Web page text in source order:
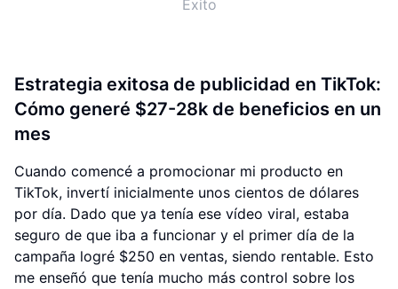
Éxito
Estrategia exitosa de publicidad en TikTok:
Cómo generé $27-28k de beneficios en un
mes
Cuando comencé a promocionar mi producto en
TikTok, invertí inicialmente unos cientos de dólares
por día. Dado que ya tenía ese vídeo viral, estaba
seguro de que iba a funcionar y el primer día de la
campaña logré $250 en ventas, siendo rentable. Esto
me enseñó que tenía mucho más control sobre los